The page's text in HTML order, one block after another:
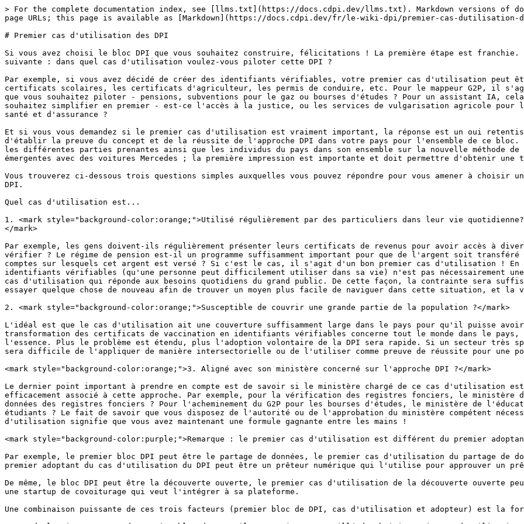
> For the complete documentation index, see [llms.txt](https://docs.cdpi.dev/llms.txt). Markdown versions of
page URLs; this page is available as [Markdown](https://docs.cdpi.dev/fr/le-wiki-dpi/premier-cas-dutilisation-
# Premier cas d'utilisation des DPI
Si vous avez choisi le bloc DPI que vous souhaitez construire, félicitations ! La première étape est franchie.
suivante : dans quel cas d'utilisation voulez-vous piloter cette DPI ?
Par exemple, si vous avez décidé de créer des identifiants vérifiables, votre premier cas d'utilisation
certificats scolaires, les certificats d'agriculteur, les permis de conduire, etc. Pour le mappeur G2P, il
que vous souhaitez piloter - pensions, subventions pour le gaz ou bourses d'études ? Pour un assistant IA,
souhaitez simplifier en premier - est-ce l'accès à la justice, ou les services de vulgarisation agricole pour
santé et d'assurance ?
Et si vous vous demandez si le premier cas d'utilisation est vraiment important, la réponse est un oui
d'établir la preuve du concept et de la réussite de l'approche DPI dans votre pays pour l'ensemble de ce
les différentes parties prenantes ainsi que les individus du pays dans son ensemble sur la nouvelle méthode
émergentes avec des voitures Mercedes ; la première impression est importante et doit permettre d'obtenir une
Vous trouverez ci-dessous trois questions simples auxquelles vous pouvez répondre pour vous amener à
DPI.
Quel cas d'utilisation est...
1. <mark style="background-color:orange;">Utilisé régulièrement par des particuliers dans leur vie
</mark>
Par exemple, les gens doivent-ils régulièrement présenter leurs certificats de revenus pour avoir accès à
vérifier ? Le régime de pension est-il un programme suffisamment important pour que de l'argent soit
comptes sur lesquels cet argent est versé ? Si c'est le cas, il s'agit d'un bon premier cas d'utilisation ! En
identifiants vérifiables (qu'une personne peut difficilement utiliser dans sa vie) n'est pas nécessairement une
cas d'utilisation qui réponde aux besoins quotidiens du grand public. De cette façon, la contrainte sera
essayer quelque chose de nouveau afin de trouver un moyen plus facile de naviguer dans cette situation, et la
2. <mark style="background-color:orange;">Susceptible de couvrir une grande partie de la population ?</mark>
L'idéal est que le cas d'utilisation ait une couverture suffisamment large dans le pays pour qu'il puisse
transformation des certificats de vaccination en identifiants vérifiables concerne tout le monde dans le pays,
l'essence. Plus le problème est étendu, plus l'adoption volontaire de la DPI sera rapide. Si un secteur très
sera difficile de l'appliquer de manière intersectorielle ou de l'utiliser comme preuve de réussite pour une
<mark style="background-color:orange;">3. Aligné avec son ministère concerné sur l'approche DPI ?</mark>
Le dernier point important à prendre en compte est de savoir si le ministère chargé de ce cas d'utilisation
efficacement associé à cette approche. Par exemple, pour la vérification des registres fonciers, le
données des registres fonciers ? Pour l'acheminement du G2P pour les bourses d'études, le ministère de
étudiants ? Le fait de savoir que vous disposez de l'autorité ou de l'approbation du ministère compétent
d'utilisation signifie que vous avez maintenant une formule gagnante entre les mains !
<mark style="background-color:purple;">Remarque : le premier cas d'utilisation est différent du premier
Par exemple, le premier bloc DPI peut être le partage de données, le premier cas d'utilisation du partage
premier adoptant du cas d'utilisation du DPI peut être un prêteur numérique qui l'utilise pour approuver un
De même, le bloc DPI peut être la découverte ouverte, le premier cas d'utilisation de la découverte ouverte
une startup de covoiturage qui veut l'intégrer à sa plateforme.
Une combinaison puissante de ces trois facteurs (premier bloc de DPI, cas d'utilisation et adopteur) est la